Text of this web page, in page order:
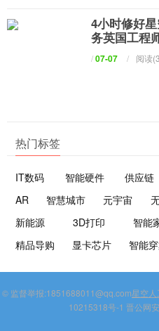
4小时修好星
务英国工程师
/07-07 / 阅读
热门标签
IT数码 智能硬件 供应链
AR
智慧城市 元宇宙
新能源
3D打印 智能
精品导购
显卡芯片 智能
© 监督举报:1851688011@qq.com星空
10215318号-1 晋公网